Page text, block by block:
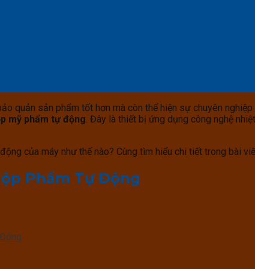
quản sản phẩm tốt hơn mà còn thể hiện sự chuyên
mỹ phẩm tự động. Đây là thiết bị ứng dụng công nghệ
của máy như thế nào? Cùng tìm hiểu chi tiết trong bài
Phẩm Tự Động